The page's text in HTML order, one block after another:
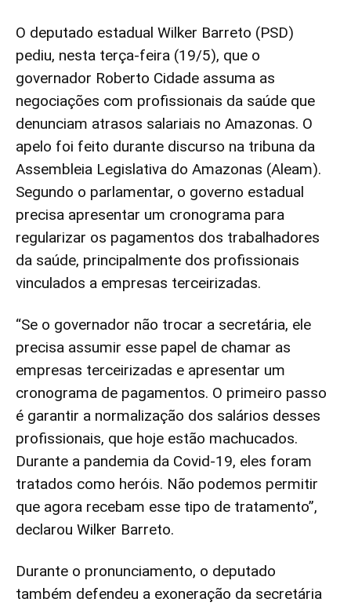
O deputado estadual Wilker Barreto (PSD)
pediu, nesta terça-feira (19/5), que o
governador Roberto Cidade assuma as
negociações com profissionais da saúde que
denunciam atrasos salariais no Amazonas. O
apelo foi feito durante discurso na tribuna da
Assembleia Legislativa do Amazonas (Aleam).
Segundo o parlamentar, o governo estadual
precisa apresentar um cronograma para
regularizar os pagamentos dos trabalhadores
da saúde, principalmente dos profissionais
vinculados a empresas terceirizadas.
“Se o governador não trocar a secretária, ele
precisa assumir esse papel de chamar as
empresas terceirizadas e apresentar um
cronograma de pagamentos. O primeiro passo
é garantir a normalização dos salários desses
profissionais, que hoje estão machucados.
Durante a pandemia da Covid-19, eles foram
tratados como heróis. Não podemos permitir
que agora recebam esse tipo de tratamento”,
declarou Wilker Barreto.
Durante o pronunciamento, o deputado
também defendeu a exoneração da secretária